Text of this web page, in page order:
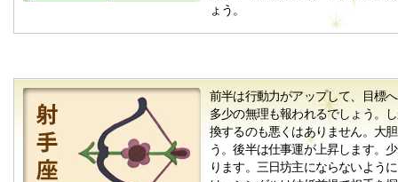
ょう。
前半は行動力がアップして、目標
多少の無理も報われるでしょう。
換するのも悪くはありません。大
う。後半は仕事運が上昇します。
ります。三日坊主にならないよう